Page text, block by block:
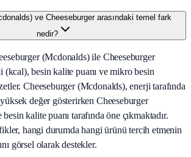
ve Cheeseburger arasındaki temel fark
nedir?
(Mcdonalds) ile Cheeseburger
(kcal), besin kalite puanı ve mikro besin
Cheeseburger (Mcdonalds), enerji tarafında
değer gösterirken Cheeseburger
kalite puanı tarafında öne çıkmaktadır.
hangi durumda hangi ürünü tercih etmenin
görsel olarak destekler.